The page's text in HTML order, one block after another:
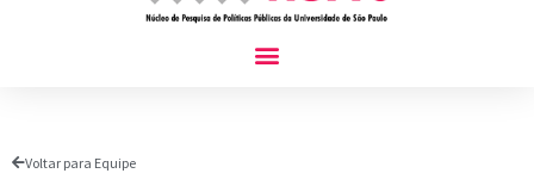
Voltar para Equipe